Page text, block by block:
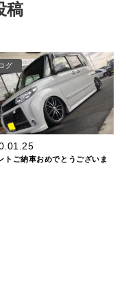
稿
グ
トご納車おめでとうございま